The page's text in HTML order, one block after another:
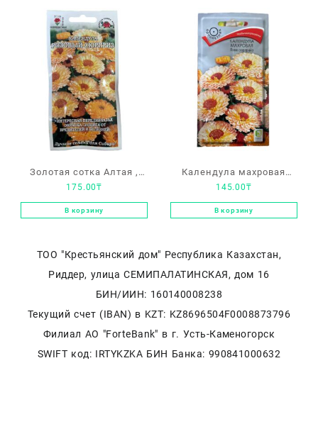
Золотая сотка Алтая ,
календула «Розовый
сюрприз»
175.00₸
В корзину
Календула махровая
«Пинк сюрпрайз»
145.00₸
В корзину
ТОО "Крестьянский дом" Республика Казахстан,
Риддер, улица СЕМИПАЛАТИНСКАЯ, дом 16
БИН/ИИН: 160140008238
Текущий счет (IBAN) в KZT: KZ8696504F0008873796
Филиал АО "ForteBank" в г. Усть-Каменогорск
SWIFT код: IRTYKZKA БИН Банка: 990841000632